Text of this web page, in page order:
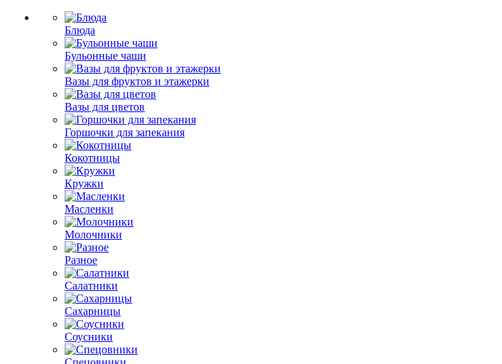
Блюда
Бульонные чаши
Вазы для фруктов и этажерки
Вазы для цветов
Горшочки для запекания
Кокотницы
Кружки
Масленки
Молочники
Разное
Салатники
Сахарницы
Соусники